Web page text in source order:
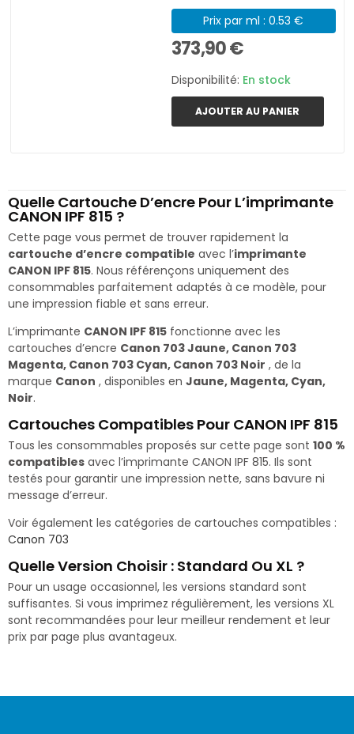
Prix par ml : 0.53 €
373,90 €
Disponibilité: En stock
AJOUTER AU PANIER
Quelle Cartouche D’encre Pour L’imprimante
CANON IPF 815 ?
Cette page vous permet de trouver rapidement la
cartouche d’encre compatible avec l’imprimante
CANON IPF 815. Nous référençons uniquement des
consommables parfaitement adaptés à ce modèle, pour
une impression fiable et sans erreur.
L’imprimante CANON IPF 815 fonctionne avec les
cartouches d’encre Canon 703 Jaune, Canon 703
Magenta, Canon 703 Cyan, Canon 703 Noir , de la
marque Canon , disponibles en Jaune, Magenta, Cyan,
Noir.
Cartouches Compatibles Pour CANON IPF 815
Tous les consommables proposés sur cette page sont 100 %
compatibles avec l’imprimante CANON IPF 815. Ils sont
testés pour garantir une impression nette, sans bavure ni
message d’erreur.
Voir également les catégories de cartouches compatibles :
Canon 703
Quelle Version Choisir : Standard Ou XL ?
Pour un usage occasionnel, les versions standard sont
suffisantes. Si vous imprimez régulièrement, les versions XL
sont recommandées pour leur meilleur rendement et leur
prix par page plus avantageux.